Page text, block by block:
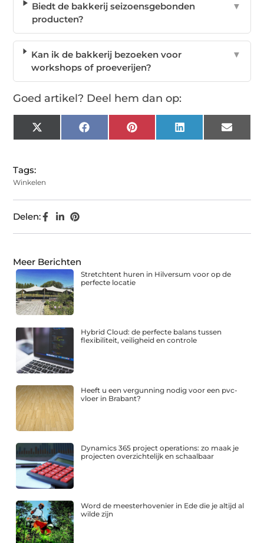
Biedt de bakkerij seizoensgebonden
producten?
▼
Kan ik de bakkerij bezoeken voor
workshops of proeverijen?
▼
Goed artikel? Deel hem dan op:
X
(Twitter)
Facebook Pinterest LinkedIn Email
Tags:
Winkelen
Delen:
Meer Berichten
Stretchtent huren in Hilversum voor op de
perfecte locatie
Hybrid Cloud: de perfecte balans tussen
flexibiliteit, veiligheid en controle
Heeft u een vergunning nodig voor een pvc-
vloer in Brabant?
Dynamics 365 project operations: zo maak je
projecten overzichtelijk en schaalbaar
Word de meesterhovenier in Ede die je altijd al
wilde zijn